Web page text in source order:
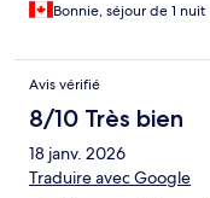
Bonnie, séjour de 1 nuit
Avis vérifié
8/10 Très bien
18 janv. 2026
Traduire avec Google